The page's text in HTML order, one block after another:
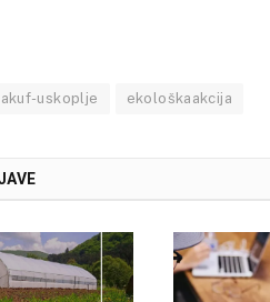
uskoplje ekološkaakcija